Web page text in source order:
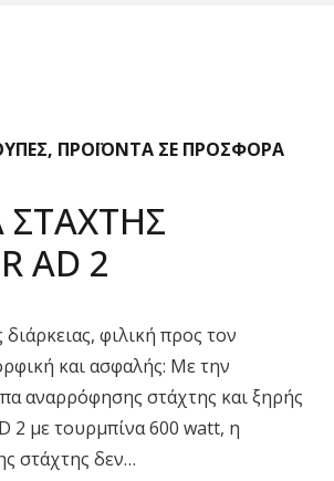
, ΠΡΟΪΟΝΤΑ ΣΕ ΠΡΟΣΦΟΡΑ
AD 2
φιλική προς τον
και ασφαλής: Με την
αναρρόφησης στάχτης και ξηρής
2 με τουρμπίνα 600 watt, η
στάχτης δεν…